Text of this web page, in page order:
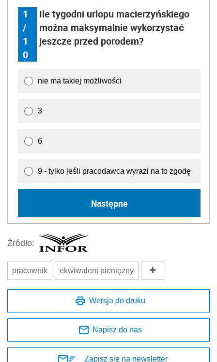
1
/
1
0
Ile tygodni urlopu macierzyńskiego
można maksymalnie wykorzystać
jeszcze przed porodem?
nie ma takiej możliwości
3
6
9 - tylko jeśli pracodawca wyrazi na to zgodę
Następne
Źródło:
pracownik ekwiwalent pieniężny
Wersja do druku
Napisz do nas
Zapisz się na newsletter